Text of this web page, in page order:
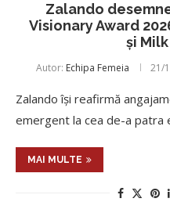
Zalando
Visionary Award
și
Autor: Echipa Femeia 21/
Zalando își reafirmă
emergent la cea de-a patra
MAI MULTE